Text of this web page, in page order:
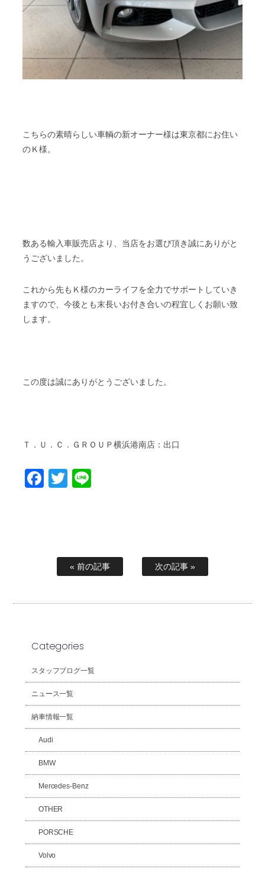
こちらの素晴らしい車輌の新オーナー様は東京都にお住い
のＫ様。
数ある輸入車販売店より、当店をお選び頂き誠にありがと
うございました。
これから先もＫ様のカーライフを全力でサポートしていき
ますので、今後とも末長いお付き合いの程宜しくお願い致
します。
この度は誠にありがとうございました。
Ｔ．Ｕ．Ｃ．ＧＲＯＵＰ横浜港南店：出口
Facebook
Twitter
« 前の記事 次の記事 »
Categories
スタッフブログ一覧
ニュース一覧
納車情報一覧
Audi
BMW
Mercedes-Benz
OTHER
PORSCHE
Volvo